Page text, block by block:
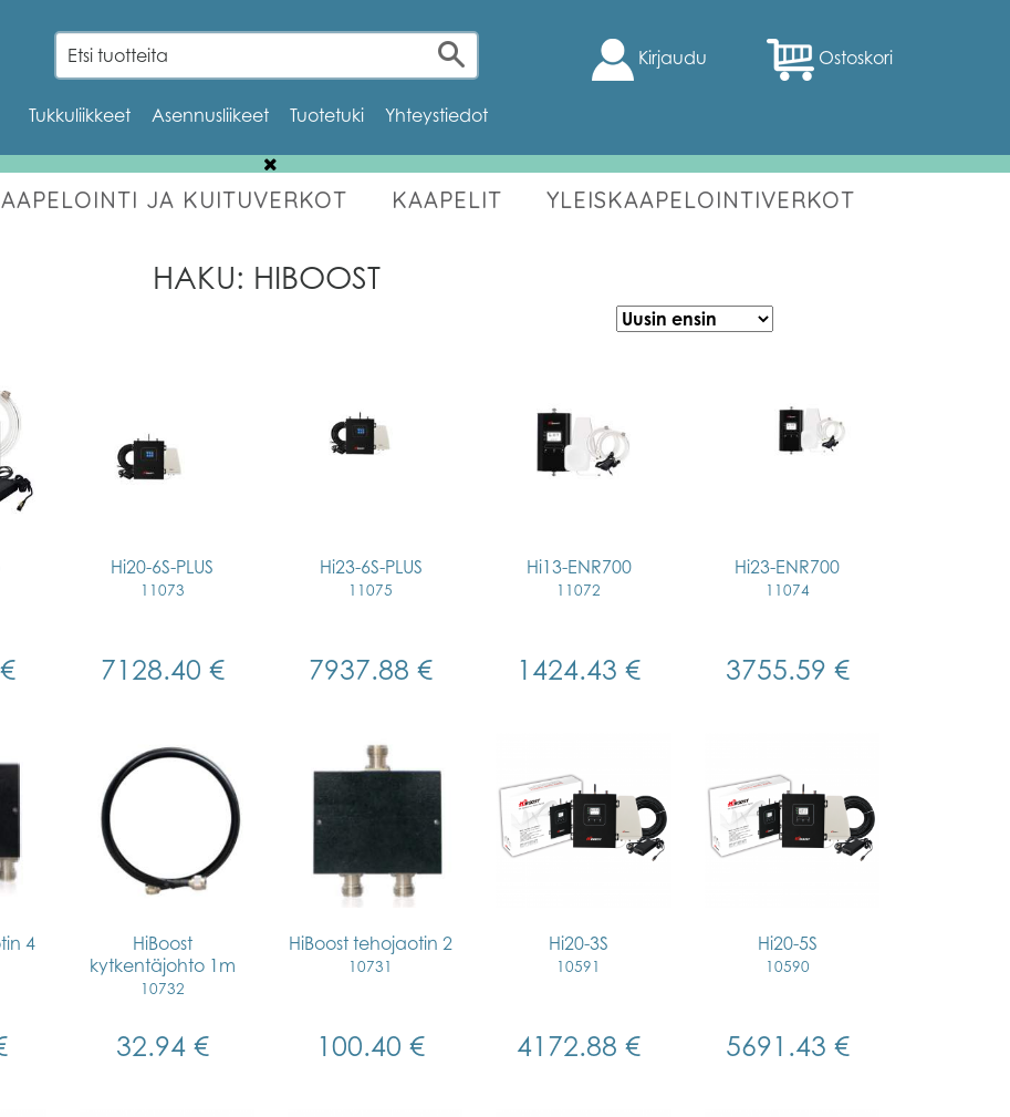
Kirjaudu Ostoskori
Tukkuliikkeet Asennusliikeet Tuotetuki Yhteystiedot
JA KUITUVERKOT KAAPELIT
YLEISKAAPELOINTIVERKOT
HAKU: HIBOOST
Hi20-6S-PLUS
11073
7128.40 €
Hi23-6S-PLUS
11075
7937.88 €
Hi13-ENR700
11072
1424.43 €
Hi23-ENR700
11074
3755.59 €
4
HiBoost
kytkentäjohto 1m
10732
32.94 €
HiBoost tehojaotin 2
10731
100.40 €
Hi20-3S
10591
4172.88 €
Hi20-5S
10590
5691.43 €